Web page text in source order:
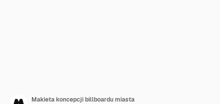
Makieta koncepcji billboardu miasta